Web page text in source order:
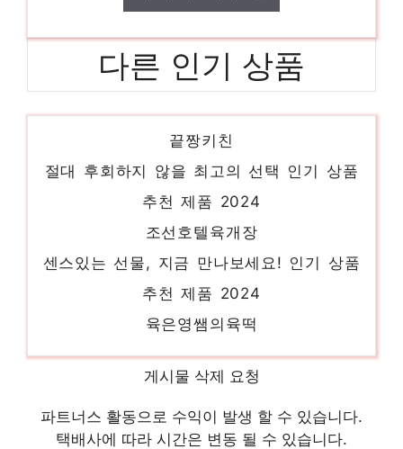
다른 인기 상품
농부의선물누룽지
핫 아이템, 주목해주세요! 인기 상품 추천 제
품 2024
끝짱키친
절대 후회하지 않을 최고의 선택 인기 상품
추천 제품 2024
센스있는 선물, 지금 만나보세요! 인기 상품
게시물 삭제 요청
파트너스 활동으로 수익이 발생 할 수 있습니다.
택배사에 따라 시간은 변동 될 수 있습니다.